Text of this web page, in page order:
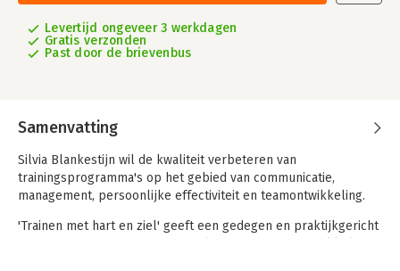
Levertijd ongeveer 3 werkdagen
Gratis verzonden
Past door de brievenbus
Samenvatting
Silvia Blankestijn wil de kwaliteit verbeteren van
trainingsprogramma's op het gebied van communicatie,
management, persoonlijke effectiviteit en teamontwikkeling.
'Trainen met hart en ziel' geeft een gedegen en praktijkgericht